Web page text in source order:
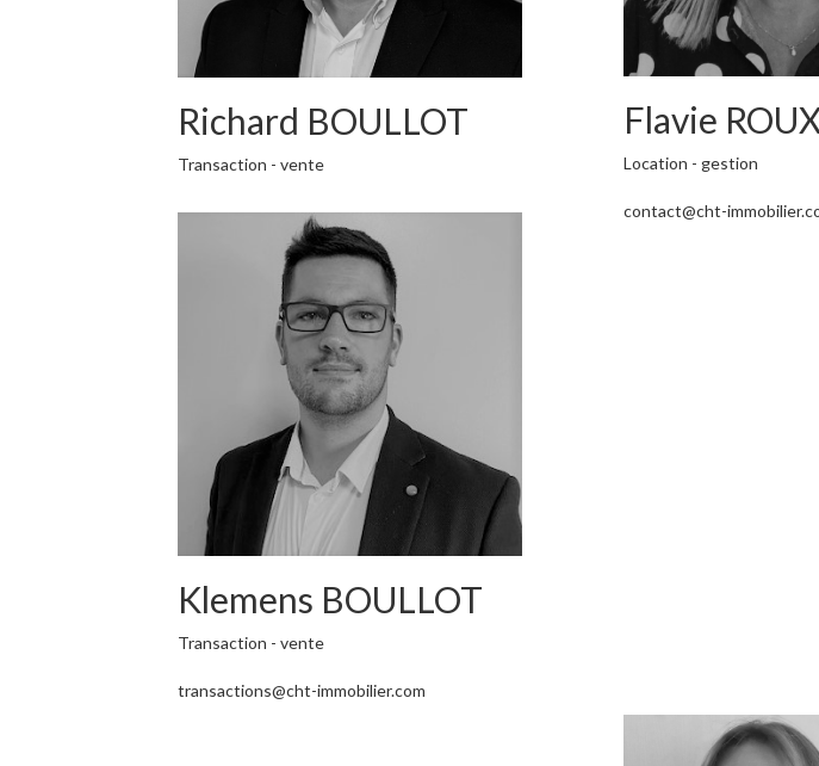
Flavie
Location - gestion
contact@cht-
Richard BOULLOT
Transaction - vente
Klemens BOULLOT
Transaction - vente
transactions@cht-immobilier.com